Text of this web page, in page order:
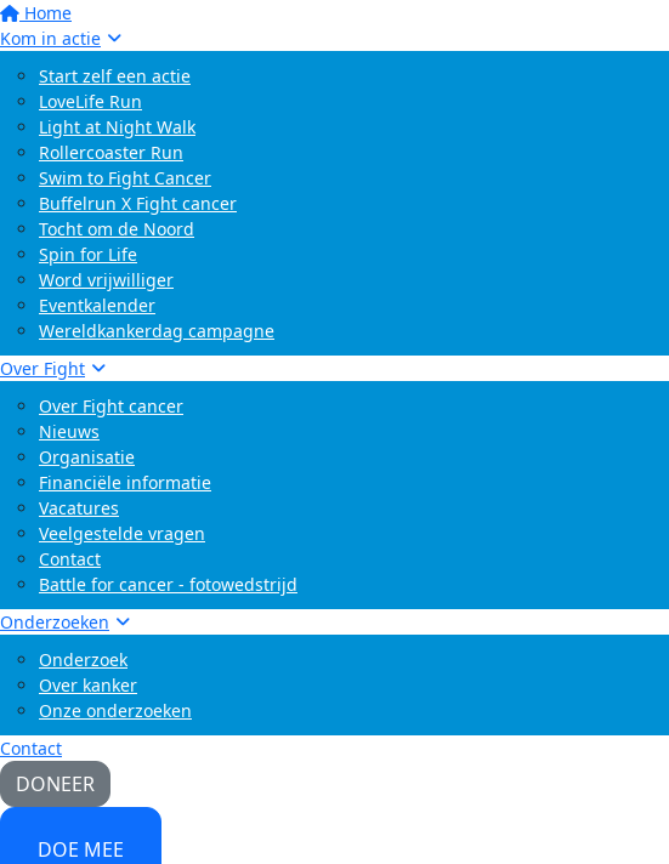
Home
Kom in actie
Start zelf een actie
LoveLife Run
Light at Night Walk
Rollercoaster Run
Swim to Fight Cancer
Buffelrun X Fight cancer
Tocht om de Noord
Spin for Life
Word vrijwilliger
Eventkalender
Wereldkankerdag campagne
Over Fight
Over Fight cancer
Nieuws
Organisatie
Financiële informatie
Vacatures
Veelgestelde vragen
Contact
Battle for cancer - fotowedstrijd
Onderzoeken
Onderzoek
Over kanker
Onze onderzoeken
Contact
DONEER
DOE MEE